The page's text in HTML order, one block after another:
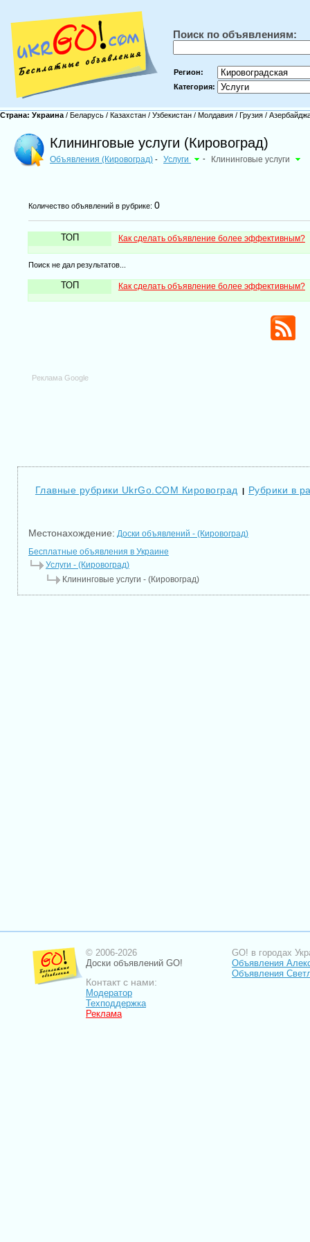
Поиск по объявлениям:
Регион:
Категория:
Страна: Украина / Беларусь / Казахстан / Узбекистан / Молдавия / Грузия /
Клининговые услуги (Кировоград)
Объявления (Кировоград) - Услуги - Клининговые услуги
Количество объявлений в рубрике: 0
ТОП Как сделать объявление более эффективным?
Поиск не дал результатов...
ТОП Как сделать объявление более эффективным?
Реклама Google
Главные рубрики UkrGo.COM Кировоград | Рубрики в
Местонахождение: Доски объявлений - (Кировоград)
Бесплатные объявления в Украине
Услуги - (Кировоград)
Клининговые услуги - (Кировоград)
© 2006-2026
Доски объявлений GO!
Контакт с нами:
Модератор
Техподдержка
Реклама
GO! в городах
Объявления
Объявления